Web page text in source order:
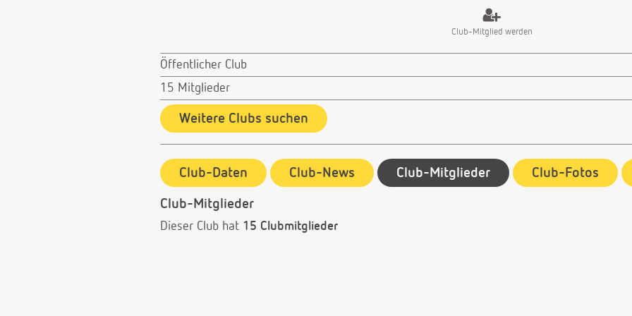
Club-Mitglied werden
Öffentlicher Club
15 Mitglieder
Weitere Clubs suchen
Club-Daten Club-News Club-Mitglieder Club-Fotos
Club-Mitglieder
Dieser Club hat 15 Clubmitglieder